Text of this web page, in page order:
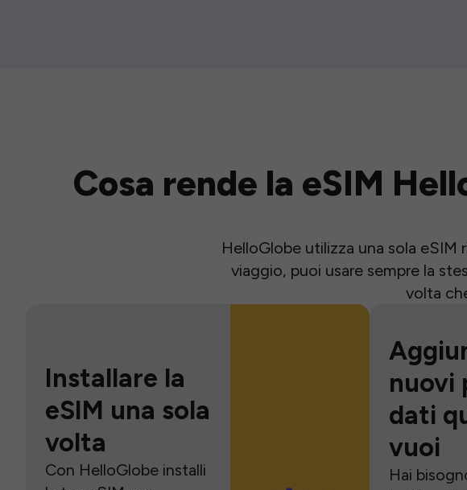
Cosa rende la eSIM
HelloGlobe utilizza una sola eSIM
viaggio, puoi usare sempre la
volta
Installare la
eSIM una sola
volta
Con HelloGlobe installi
nuovi
dati
vuoi
Hai